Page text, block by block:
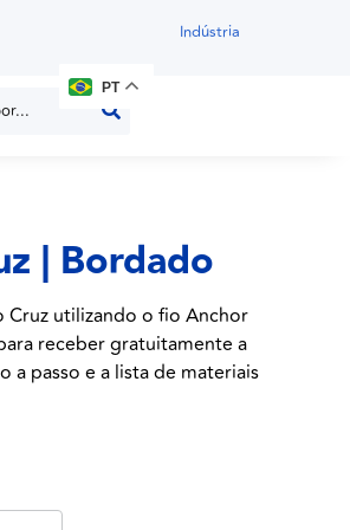
Indústria
PT
| Bordado
Cruz utilizando o fio Anchor
receber gratuitamente a
a passo e a lista de materiais